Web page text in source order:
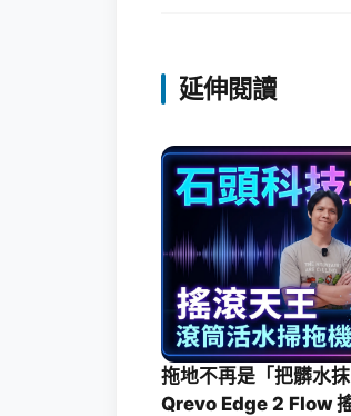
延伸閱讀
拖地不再是「把髒水
Qrevo Edge 2 Flow